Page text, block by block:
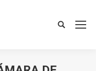
Search: